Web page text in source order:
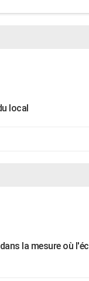
local
la mesure où